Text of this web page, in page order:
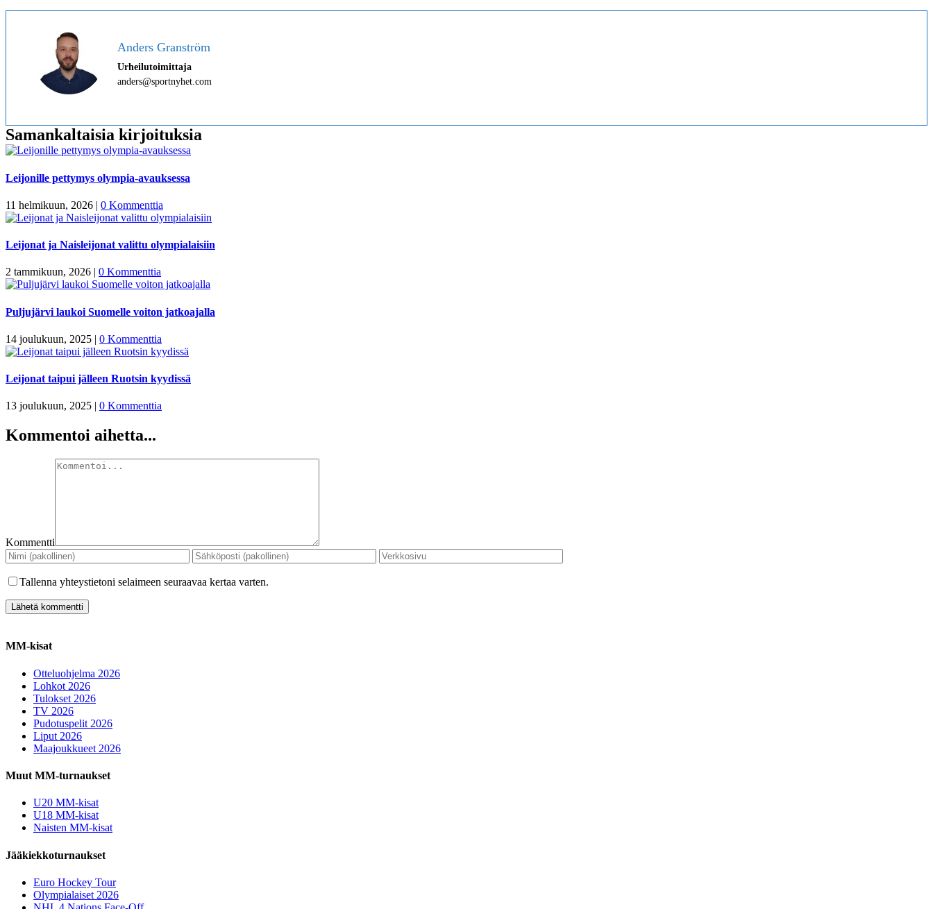
Anders Granström
Urheilutoimittaja
anders@sportnyhet.com
Samankaltaisia kirjoituksia
Leijonille pettymys olympia-avauksessa
11 helmikuun, 2026 | 0 Kommenttia
Leijonat ja Naisleijonat valittu olympialaisiin
2 tammikuun, 2026 | 0 Kommenttia
Puljujärvi laukoi Suomelle voiton jatkoajalla
14 joulukuun, 2025 | 0 Kommenttia
Leijonat taipui jälleen Ruotsin kyydissä
13 joulukuun, 2025 | 0 Kommenttia
Kommentoi aihetta...
Kommentti
Tallenna yhteystietoni selaimeen seuraavaa kertaa varten.
MM-kisat
Otteluohjelma 2026
Lohkot 2026
Tulokset 2026
TV 2026
Pudotuspelit 2026
Liput 2026
Maajoukkueet 2026
Muut MM-turnaukset
U20 MM-kisat
U18 MM-kisat
Naisten MM-kisat
Jääkiekkoturnaukset
Euro Hockey Tour
Olympialaiset 2026